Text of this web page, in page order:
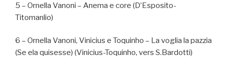
5 – Ornella Vanoni – Anema e core (D’Esposito-
Titomanlio)
6 – Ornella Vanoni, Vinicius e Toquinho – La voglia la pazzia
(Se ela quisesse) (Vinicius-Toquinho, vers S.Bardotti)